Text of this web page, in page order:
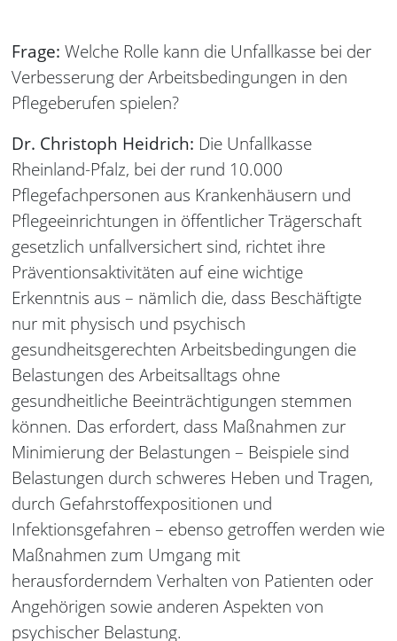
Frage: Welche Rolle kann die Unfallkasse bei der
Verbesserung der Arbeitsbedingungen in den
Pflegeberufen spielen?
Dr. Christoph Heidrich: Die Unfallkasse
Rheinland-Pfalz, bei der rund 10.000
Pflegefachpersonen aus Krankenhäusern und
Pflegeeinrichtungen in öffentlicher Trägerschaft
gesetzlich unfallversichert sind, richtet ihre
Präventionsaktivitäten auf eine wichtige
Erkenntnis aus – nämlich die, dass Beschäftigte
nur mit physisch und psychisch
gesundheitsgerechten Arbeitsbedingungen die
Belastungen des Arbeitsalltags ohne
gesundheitliche Beeinträchtigungen stemmen
können. Das erfordert, dass Maßnahmen zur
Minimierung der Belastungen – Beispiele sind
Belastungen durch schweres Heben und Tragen,
durch Gefahrstoffexpositionen und
Infektionsgefahren – ebenso getroffen werden wie
Maßnahmen zum Umgang mit
herausforderndem Verhalten von Patienten oder
Angehörigen sowie anderen Aspekten von
psychischer Belastung.